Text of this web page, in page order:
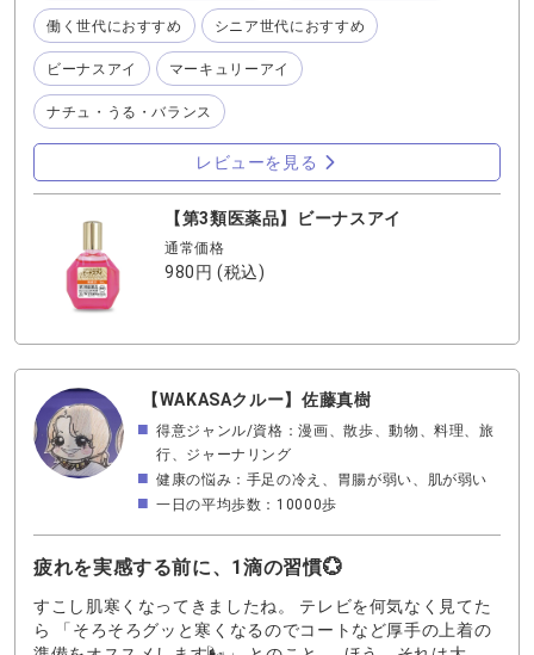
うどよかったと感じています 慢性的に目の疲れを感じる時
には、 サプリメント➕目薬が私のおすすめです
ます。 これを使ってこれからも健康な目で活力あふれる毎
日を過ごしてくれたらなぁ〜との想いでプレゼント🎁する
事にしました。 年末年始に日頃お世話になっているが、
中々感謝を伝えられない大切な人に小さなプレゼントして
みませんか？
働く世代におすすめ シニア世代におすすめ
ビーナスアイ マーキュリーアイ
ナチュ・うる・バランス
レビューを見る
【第3類医薬品】ビーナスアイ
通常価格
980円(税込)
【WAKASAクルー】佐藤真樹
得意ジャンル/資格：漫画、散歩、動物、料理、旅
行、ジャーナリング
健康の悩み：手足の冷え、胃腸が弱い、肌が弱い
一日の平均歩数：10000歩
疲れを実感する前に、1滴の習慣💮
すこし肌寒くなってきましたね。 テレビを何気なく見てた
ら 「そろそろグッと寒くなるのでコートなど厚手の上着の